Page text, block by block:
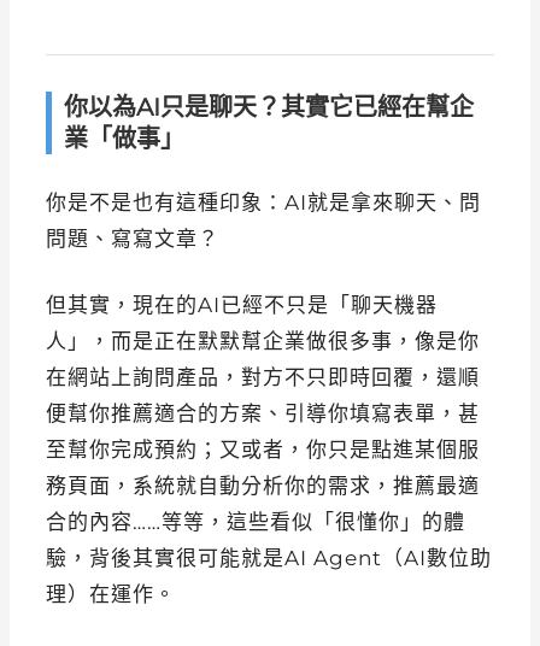
你以為AI只是聊天？其實它已經在幫企
業「做事」
你是不是也有這種印象：AI就是拿來聊天、問
問題、寫寫文章？
但其實，現在的AI已經不只是「聊天機器
人」，而是正在默默幫企業做很多事，像是你
在網站上詢問產品，對方不只即時回覆，還順
便幫你推薦適合的方案、引導你填寫表單，甚
至幫你完成預約；又或者，你只是點進某個服
務頁面，系統就自動分析你的需求，推薦最適
合的內容……等等，這些看似「很懂你」的體
驗，背後其實很可能就是AI Agent（AI數位助
理）在運作。